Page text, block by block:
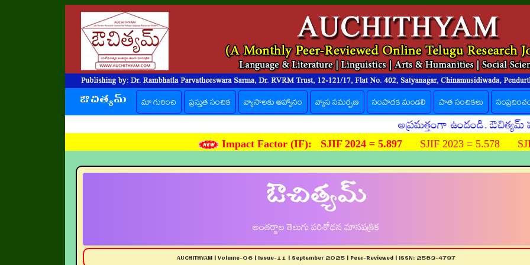
ఔచిత్యమ్ మా గురించి ప్రస్తుత సంచిక (current)
వ్యాసాలకు ఆహ్వానం వ్యాస సమర్పణ సంపాదక మండలి పాత సంచికలు
అప్రమత్తంగా ఉండండి. ఔచిత్యమ్
Impact Factor (IF): SJIF 2024 = 5.897SJIF 2023 = 5.578 SJIF
ఔచిత్యమ్
అంతర్జాల తెలుగు పరిశోధన మాసపత్రిక
AUCHITHYAM | Volume-06 | Issue-11 | September 2025 | Peer-Reviewed | ISSN: 2583-4797